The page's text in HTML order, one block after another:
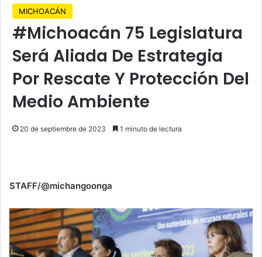
MICHOACÁN
#Michoacán 75 Legislatura
Será Aliada De Estrategia
Por Rescate Y Protección Del
Medio Ambiente
20 de septiembre de 2023 1 minuto de lectura
STAFF/@michangoonga